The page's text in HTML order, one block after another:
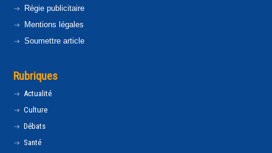
Régie publicitaire
Mentions légales
Soumettre article
Rubriques
Actualité
Culture
Débats
Santé